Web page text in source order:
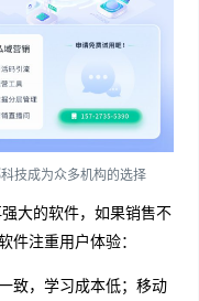
技成为众多机构的选择
大的软件，如果销售不
件注重用户体验：
致，学习成本低；移动